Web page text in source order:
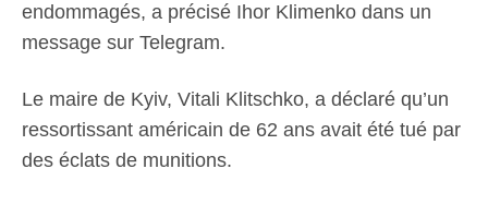
endommagés, a précisé Ihor Klimenko dans un
message sur Telegram.
Le maire de Kyiv, Vitali Klitschko, a déclaré qu’un
ressortissant américain de 62 ans avait été tué par
des éclats de munitions.